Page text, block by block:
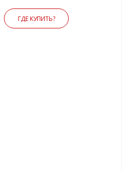
ГДЕ КУПИТЬ?